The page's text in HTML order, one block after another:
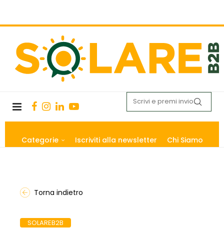
Categorie Iscriviti alla newsletter Chi Siamo
Torna indietro
SOLAREB2B